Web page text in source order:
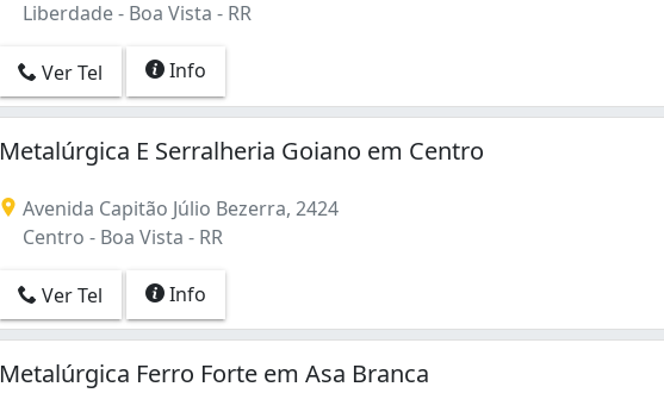
Liberdade - Boa Vista - RR
Ver Tel Info
Metalúrgica E Serralheria Goiano em Centro
Avenida Capitão Júlio Bezerra, 2424
Centro - Boa Vista - RR
Ver Tel Info
Metalúrgica Ferro Forte em Asa Branca